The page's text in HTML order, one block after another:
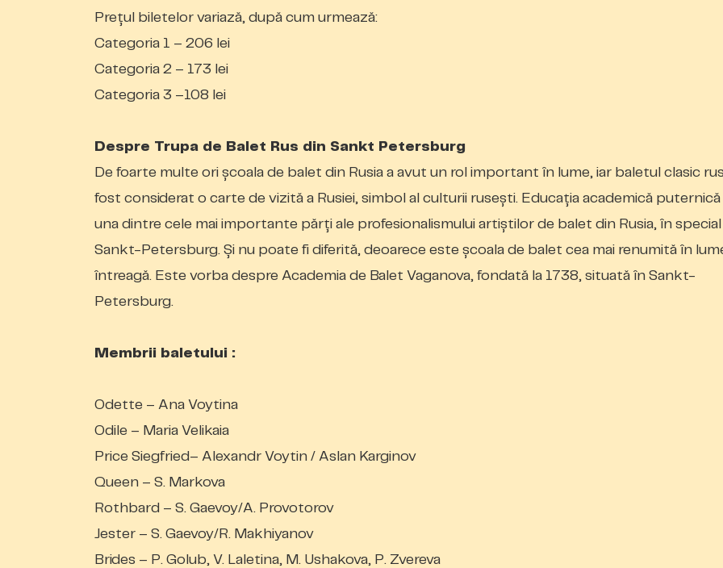
Preţul biletelor variază, după cum urmează:
Categoria 1 – 206 lei
Categoria 2 – 173 lei
Categoria 3 –108 lei
Despre Trupa de Balet Rus din Sankt Petersburg
De foarte multe ori școala de balet din Rusia a avut un rol important în lume, iar baletul clasic
fost considerat o carte de vizită a Rusiei, simbol al culturii rusești. Educația academică
una dintre cele mai importante părți ale profesionalismului artiștilor de balet din Rusia, în
Sankt-Petersburg. Și nu poate fi diferită, deoarece este școala de balet cea mai renumită în
întreagă. Este vorba despre Academia de Balet Vaganova, fondată la 1738, situată în Sankt-
Petersburg.
Membrii baletului :
Odette – Ana Voytina
Odile – Maria Velikaia
Price Siegfried– Alexandr Voytin / Aslan Karginov
Queen – S. Markova
Rothbard – S. Gaevoy/A. Provotorov
Jester – S. Gaevoy/R. Makhiyanov
Brides – P. Golub, V. Laletina, M. Ushakova, P. Zvereva